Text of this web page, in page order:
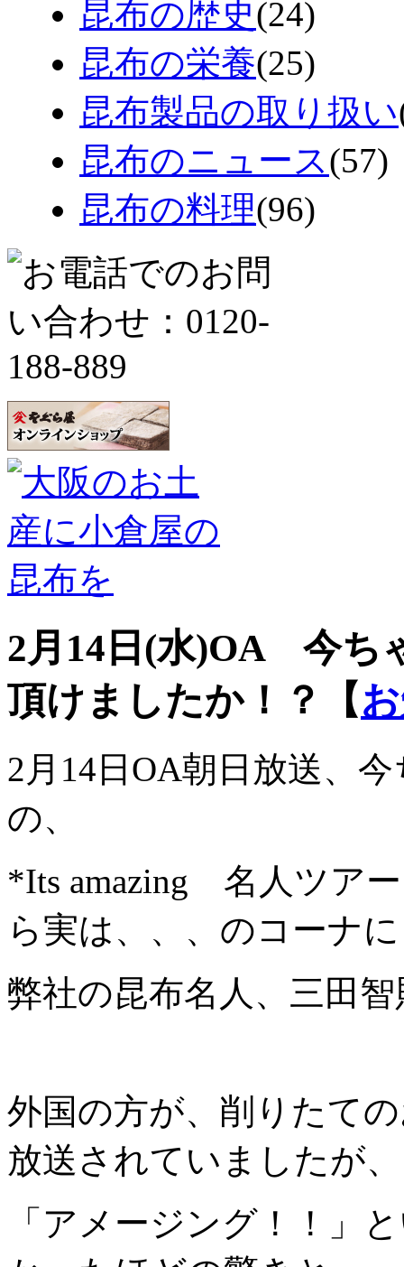
昆布の歴史(24)
昆布の栄養(25)
昆布製品の取り扱い
昆布のニュース(57)
昆布の料理(96)
2月14日(水)OA 今ち
頂けましたか！？
【
2月14日OA朝日放送、
の、
*Its amazing 名人ツア
ら実は、、、のコーナに
弊社の昆布名人、三田
外国の方が、削りたて
放送されていましたが、
「アメージング！！」